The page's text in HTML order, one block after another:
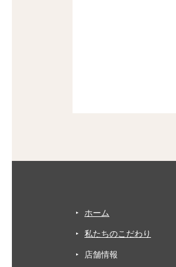
ホーム
私たちのこだわり
店舗情報